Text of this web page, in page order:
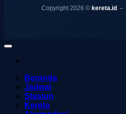
Copyright 2026 © kereta.id –
Beranda
Jadwal
Stasiun
Kereta